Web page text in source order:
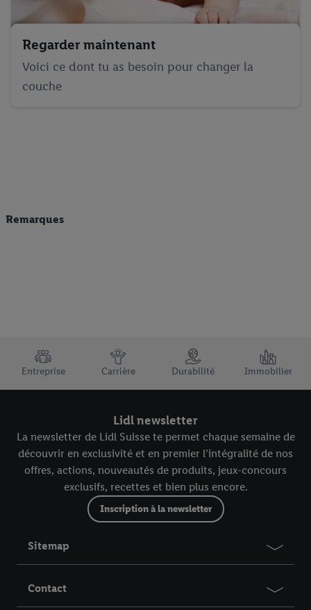
Regarder maintenant
Voici ce dont tu as besoin pour changer la
couche
Remarques
TRUSTBAR
Entreprise Carrière Durabilité Immobilier
Lidl newsletter
La newsletter de Lidl Suisse te permet chaque semaine de
découvrir en exclusivité et en premier l’intégralité de nos
offres, actions, nouveautés de produits, jeux-concours
exclusifs, recettes et bien plus encore.
Inscription à la newsletter
Sitemap
Contact